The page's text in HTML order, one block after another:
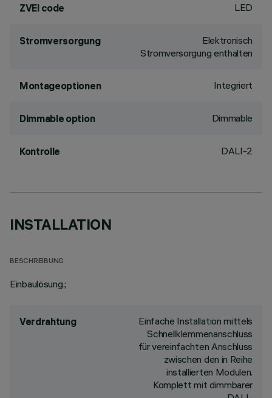
ZVEI code LED
Stromversorgung
Elektronisch
Stromversorgung enthalten
Montageoptionen Integriert
Dimmable option Dimmable
Kontrolle DALI-2
INSTALLATION
BESCHREIBUNG
Einbaulösung.;
Verdrahtung
Einfache Installation mittels
Schnellklemmenanschluss
für vereinfachten Anschluss
zwischen den in Reihe
installierten Modulen.
Komplett mit dimmbarer